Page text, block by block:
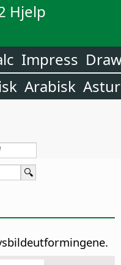
Hjelp
Impress
Arabisk